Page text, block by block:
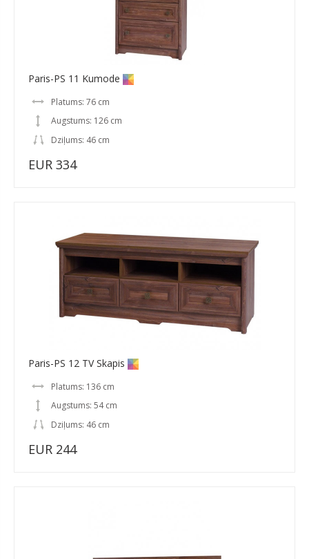
Paris-PS 11 Kumode
Platums: 76 cm
Augstums: 126 cm
Dziļums: 46 cm
EUR 334
Paris-PS 12 TV Skapis
Platums: 136 cm
Augstums: 54 cm
Dziļums: 46 cm
EUR 244